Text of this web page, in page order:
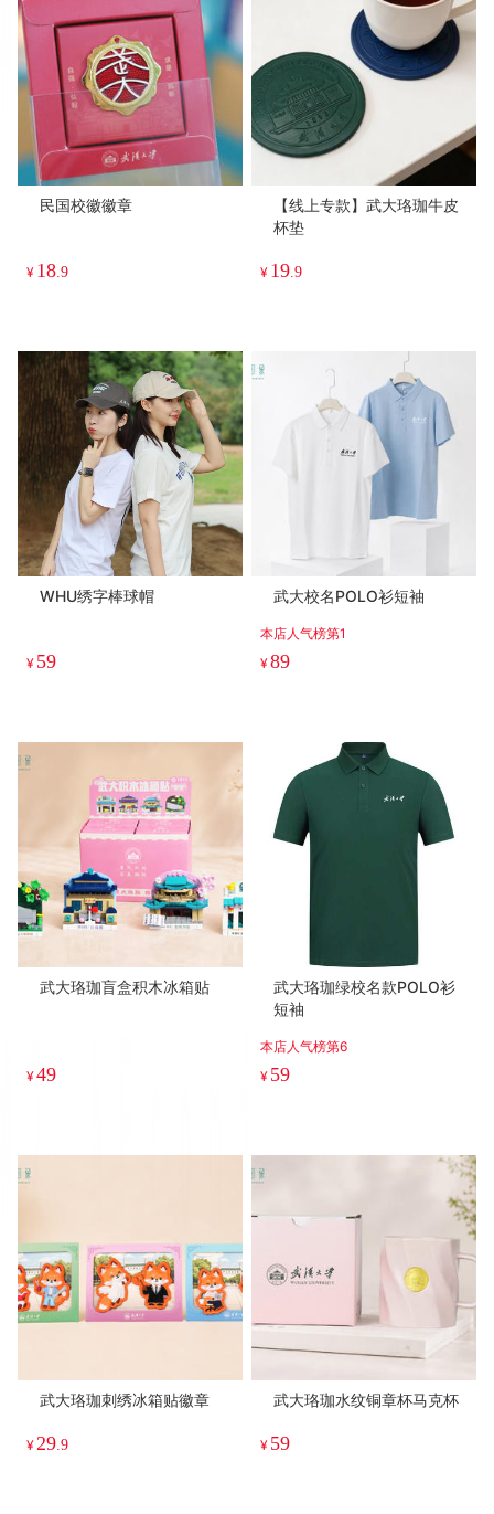
民国校徽徽章
¥ 18.9
【线上专款】武大珞珈牛皮
杯垫
¥ 19.9
WHU绣字棒球帽
¥ 59
武大校名POLO衫短袖
本店人气榜第1
¥89
武大珞珈盲盒积木冰箱贴
¥49
武大珞珈绿校名款POLO衫
短袖
本店人气榜第6
¥ 59
武大珞珈刺绣冰箱贴徽章
¥29.9
武大珞珈水纹铜章杯马克杯
¥ 59